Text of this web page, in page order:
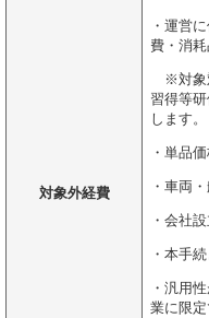
対象外経費
・運営
費・消耗
※対象
習得等
します。
・単品
・車両
・会社
・本手
・汎用
業に限